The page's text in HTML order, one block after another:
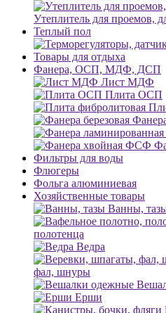
Утеплитель для проемов,
Теплый пол
Товары для отдыха
Фанера, ОСП, МДФ, ДСП
Лист МДФ
Плита ОСП
Фильтры для воды
Флюгеры
Фольга алюминиевая
Хозяйственные товары
Ванны,
полотенца
Ведра
фал, шнуры
Ерши